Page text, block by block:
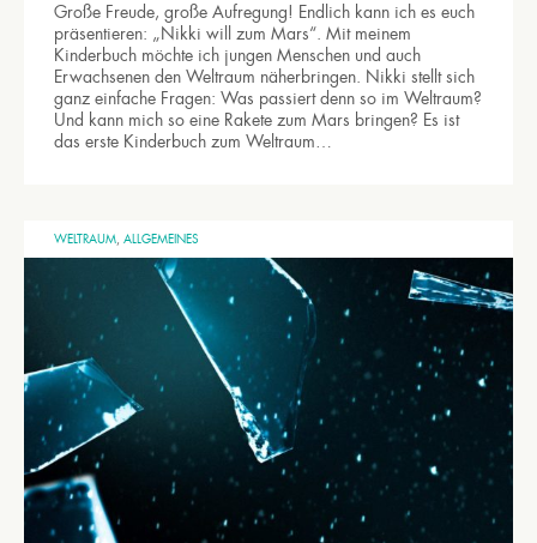
Große Freude, große Aufregung! Endlich kann ich es euch
präsentieren: „Nikki will zum Mars“. Mit meinem
Kinderbuch möchte ich jungen Menschen und auch
Erwachsenen den Weltraum näherbringen. Nikki stellt sich
ganz einfache Fragen: Was passiert denn so im Weltraum?
Und kann mich so eine Rakete zum Mars bringen? Es ist
das erste Kinderbuch zum Weltraum…
WELTRAUM ALLGEMEINES